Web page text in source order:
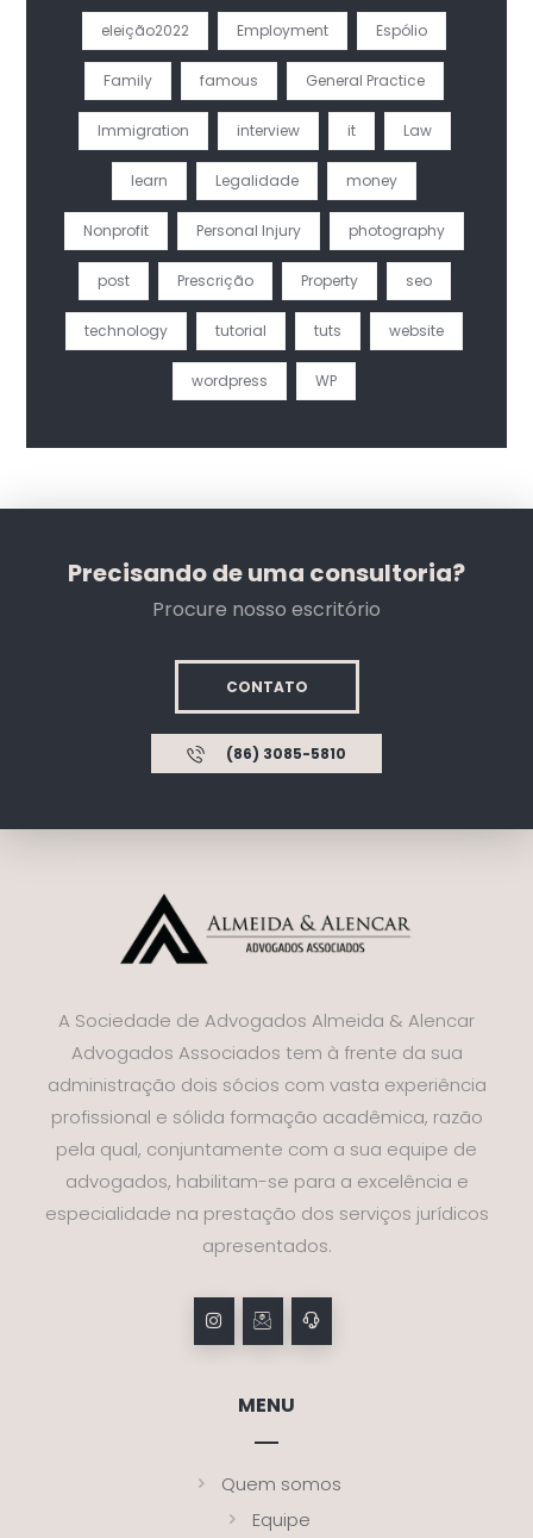
eleição2022 Employment Espólio
Family famous General Practice
Immigration interview it Law
learn Legalidade money
Nonprofit Personal Injury photography
post Prescrição Property seo
technology tutorial tuts website
wordpress WP
Precisando de uma consultoria?
Procure nosso escritório
CONTATO
(86) 3085-5810
A Sociedade de Advogados Almeida & Alencar
Advogados Associados tem à frente da sua
administração dois sócios com vasta experiência
profissional e sólida formação acadêmica, razão
pela qual, conjuntamente com a sua equipe de
advogados, habilitam-se para a excelência e
especialidade na prestação dos serviços jurídicos
apresentados.
MENU
Quem somos
Equipe